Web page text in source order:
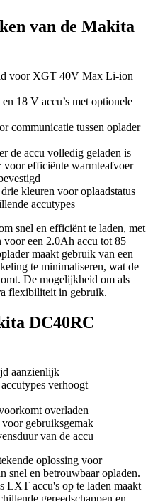
van de Makita
voor XGT 40V Max Li-ion
18 V accu’s met optionele
communicatie tussen oplader
de accu volledig geladen is
voor efficiënte warmteafvoer
kleuren voor oplaadstatus
accutypes
snel en efficiënt te laden, met
voor een 2.0Ah accu tot 85
maakt gebruik van een
te minimaliseren, wat de
De mogelijkheid om als
flexibiliteit in gebruik.
DC40RC
aanzienlijk
verhoogt
overladen
gebruiksgemak
van de accu
oplossing voor
snel en betrouwbaar opladen.
accu's op te laden maakt
gereedschappen en